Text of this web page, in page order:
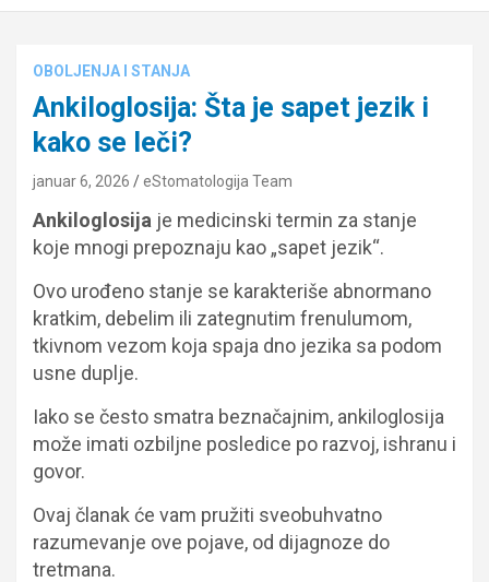
OBOLJENJA I STANJA
Ankiloglosija: Šta je sapet jezik i
kako se leči?
januar 6, 2026 eStomatologija Team
Ankiloglosija je medicinski termin za stanje
koje mnogi prepoznaju kao „sapet jezik“.
Ovo urođeno stanje se karakteriše abnormano
kratkim, debelim ili zategnutim frenulumom,
tkivnom vezom koja spaja dno jezika sa podom
usne duplje.
Iako se često smatra beznačajnim, ankiloglosija
može imati ozbiljne posledice po razvoj, ishranu i
govor.
Ovaj članak će vam pružiti sveobuhvatno
razumevanje ove pojave, od dijagnoze do
tretmana.